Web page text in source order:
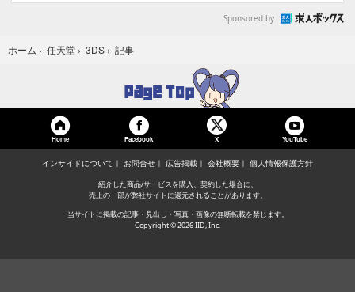
Sponsored by
ホーム › 任天堂 › 3DS › 記事
Home Facebook X YouTube
インサイドについて お問合せ 広告掲載 会社概要 個人情報保護方針
紹介した商品/サービスを購入、契約した場合に、
売上の一部が弊社サイトに還元されることがあります。
当サイトに掲載の記事・見出し・写真・画像の無断転載を禁じます。
Copyright © 2026 IID, Inc.